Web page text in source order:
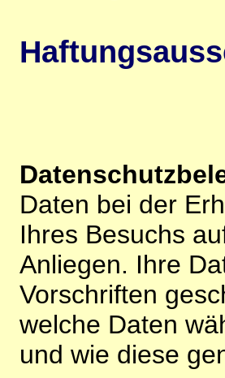
Daten bei der
Ihres Besuchs
Anliegen. Ihre
Vorschriften
welche Daten
und wie diese